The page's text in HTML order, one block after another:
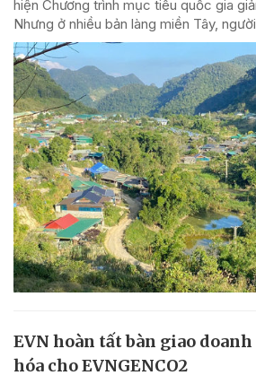
hiện Chương trình mục tiêu quốc gia
Nhưng ở nhiều bản làng miền Tây,
EVN hoàn tất bàn giao
hóa cho EVNGENCO2